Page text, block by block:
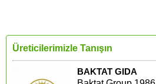
Üreticilerimizle Tanışın
BAKTAT GIDA